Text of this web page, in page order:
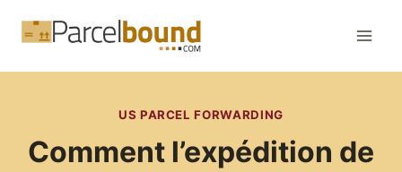
US PARCEL FORWARDING
Comment l’expédition de